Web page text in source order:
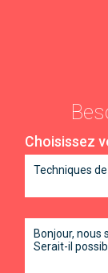
Choisissez